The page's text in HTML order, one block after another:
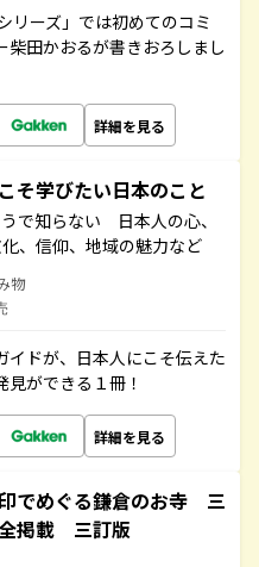
リーズ」では初めてのコミ
柴田かおるが書きおろしまし
詳細を見る
そ学びたい日本のこと
で知らない 日本人の心、
、信仰、地域の魅力など
物
イドが、日本人にこそ伝えた
ができる１冊！
詳細を見る
でめぐる鎌倉のお寺 三
掲載 三訂版